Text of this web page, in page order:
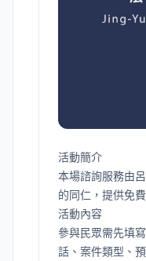
活動簡介
本場諮詢服務由
的同仁，提供免
活動內容
參與民眾需先填
話、案件類型、